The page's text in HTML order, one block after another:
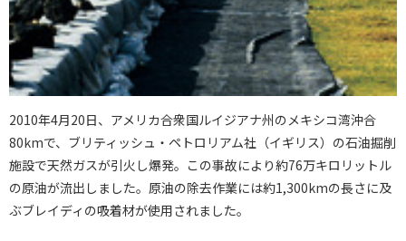
2010年4月20日、アメリカ合衆国ルイジアナ州のメキシコ湾沖合
80kmで、ブリティッシュ・ペトロリアム社（イギリス）の石油掘削
施設で天然ガスが引火し爆発。この事故により約76万キロリットル
の原油が流出しました。原油の除去作業には約1,300kmの長さに及
ぶブレイディの吸着材が使用されました。